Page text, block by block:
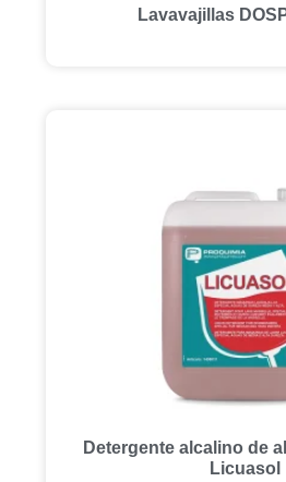
Lavavajillas
Detergente alcalino de
Licuasol